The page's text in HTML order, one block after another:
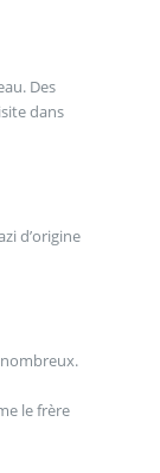
Des
dans
d’origine
le frère